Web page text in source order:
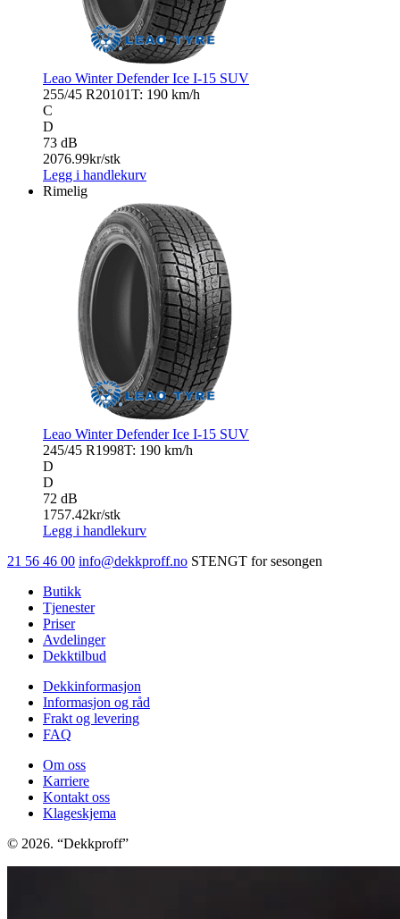
Leao Winter Defender Ice I-15 SUV
255/45 R20101T: 190 km/h
C
D
73 dB
2076.99kr/stk
Legg i handlekurv
Rimelig
Leao Winter Defender Ice I-15 SUV
245/45 R1998T: 190 km/h
D
D
72 dB
1757.42kr/stk
Legg i handlekurv
21 56 46 00 info@dekkproff.no STENGT for sesongen
Butikk
Tjenester
Priser
Avdelinger
Dekktilbud
Dekkinformasjon
Informasjon og råd
Frakt og levering
FAQ
Om oss
Karriere
Kontakt oss
Klageskjema
© 2026. “Dekkproff”